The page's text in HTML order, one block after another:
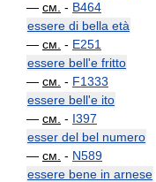
— см. - B464
essere di bella età
— см. - E251
essere bell'e fritto
— см. - F1333
essere bell'e ito
— см. - I397
esser del bel numero
— см. - N589
essere bene in arnese